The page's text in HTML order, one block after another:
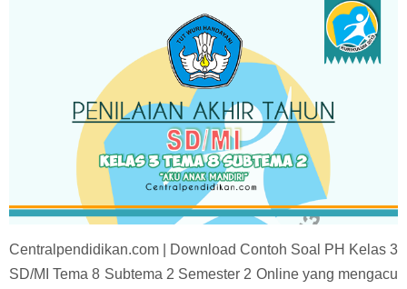
Centralpendidikan.com | Download Contoh Soal PH Kelas 3
SD/MI Tema 8 Subtema 2 Semester 2 Online yang mengacu